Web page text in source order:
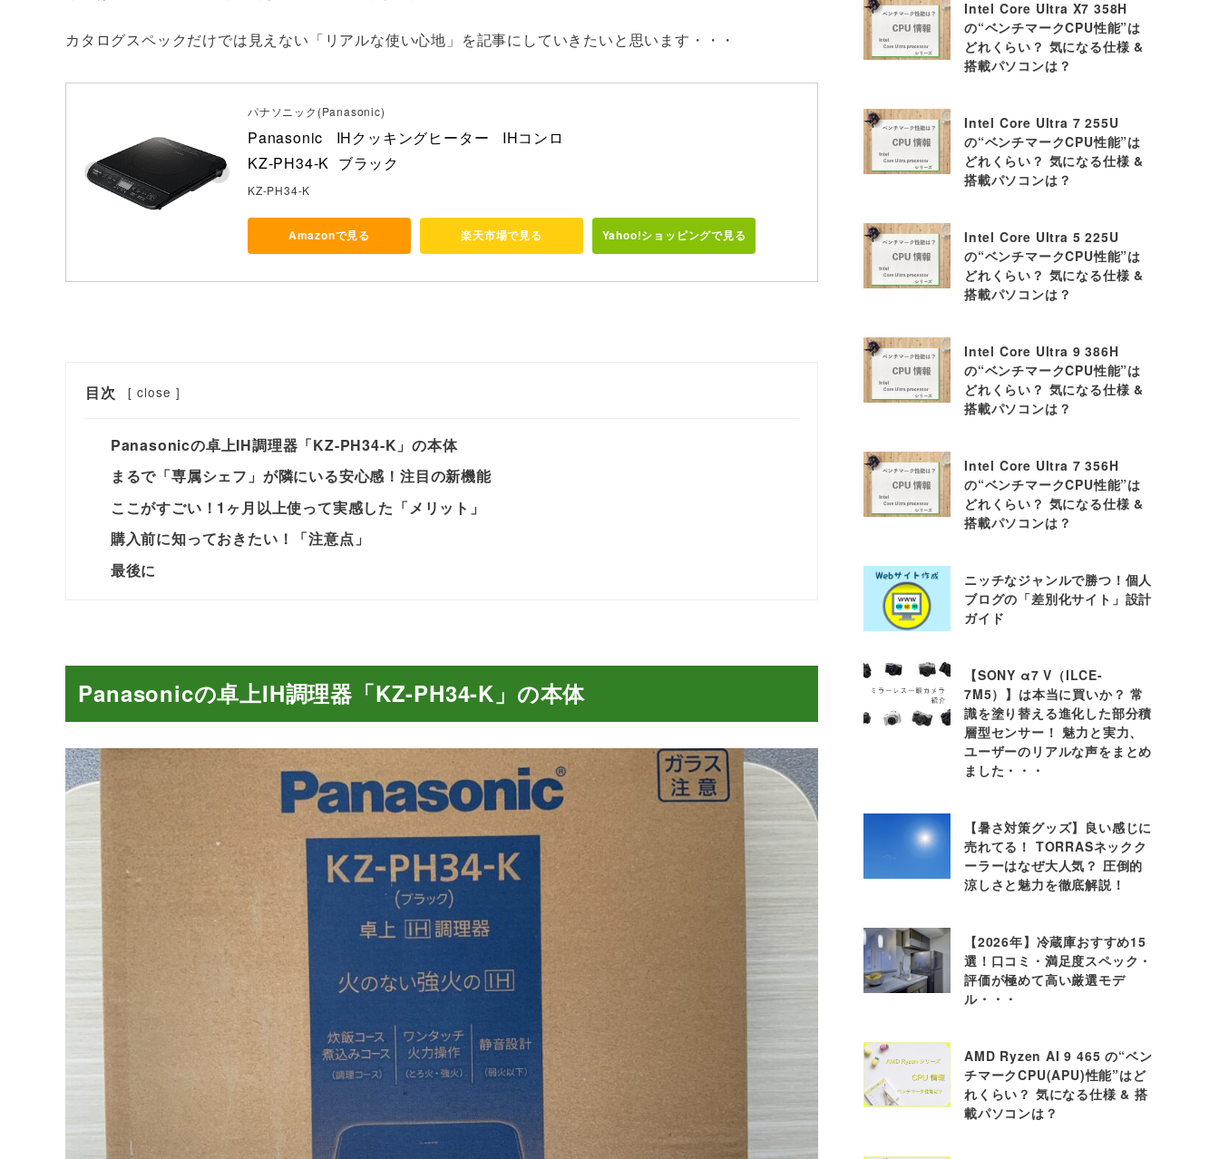
カタログスペックだけでは見えない「リアルな使い心地」を記事にしていきたいと思います・・・
パナソニック(Panasonic)
Panasonic   IHクッキングヒーター   IHコンロ
KZ-PH34-K  ブラック
KZ-PH34-K
Amazonで見る 楽天市場で見る Yahoo!ショッピングで見る
目次 [ close ]
Panasonicの卓上IH調理器「KZ-PH34-K」の本体
まるで「専属シェフ」が隣にいる安心感！注目の新機能
ここがすごい！1ヶ月以上使って実感した「メリット」
購入前に知っておきたい！「注意点」
最後に
Panasonicの卓上IH調理器「KZ-PH34-K」の本体
Intel Core Ultra X7 358H
の“ベンチマークCPU性能”は
どれくらい？ 気になる仕様 &
搭載パソコンは？
Intel Core Ultra 7 255U
の“ベンチマークCPU性能”は
どれくらい？ 気になる仕様 &
搭載パソコンは？
Intel Core Ultra 5 225U
の“ベンチマークCPU性能”は
どれくらい？ 気になる仕様 &
搭載パソコンは？
Intel Core Ultra 9 386H
の“ベンチマークCPU性能”は
どれくらい？ 気になる仕様 &
搭載パソコンは？
Intel Core Ultra 7 356H
の“ベンチマークCPU性能”は
どれくらい？ 気になる仕様 &
搭載パソコンは？
ニッチなジャンルで勝つ！個人
ブログの「差別化サイト」設計
ガイド
【SONY α7 V（ILCE-
7M5）】は本当に買いか？ 常
識を塗り替える進化した部分積
層型センサー！ 魅力と実力、
ユーザーのリアルな声をまとめ
ました・・・
【暑さ対策グッズ】良い感じに
売れてる！ TORRASネックク
ーラーはなぜ大人気？ 圧倒的
涼しさと魅力を徹底解説！
【2026年】冷蔵庫おすすめ15
選！口コミ・満足度スペック・
評価が極めて高い厳選モデ
ル・・・
AMD Ryzen AI 9 465 の“ベン
チマークCPU(APU)性能”はど
れくらい？ 気になる仕様 & 搭
載パソコンは？